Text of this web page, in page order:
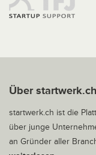
Über startwerk.ch
startwerk.ch ist die
über junge
an Gründer aller